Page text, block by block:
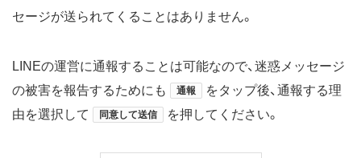
セージが送られてくることはありません。
LINEの運営に通報することは可能なので、迷惑メッセージ
の被害を報告するためにも
通報
をタップ後、通報する理
由を選択して
同意して送信 を押してください。